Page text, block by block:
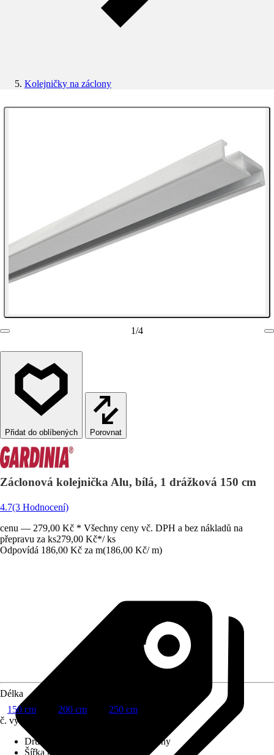
Kolejničky na záclony
1/4
Porovnat
Záclonová kolejnička Alu, bílá, 1 drážková 150 cm
4.7(3 Hodnocení)
cenu — 279,00 Kč * Všechny ceny vč. DPH a bez nákladů na
přepravu za ks279,00 Kč*/ ks
Odpovídá 186,00 Kč za m(186,00 Kč/ m)
Délka
150 cm
200 cm
250 cm
č. výrobku
Druh výrobku
Kolejnička na záclony
Šířka pojezdové drážky